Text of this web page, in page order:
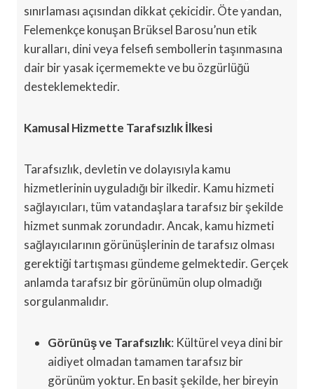
sınırlaması açısından dikkat çekicidir. Öte yandan,
Felemenkçe konuşan Brüksel Barosu’nun etik
kuralları, dini veya felsefi sembollerin taşınmasına
dair bir yasak içermemekte ve bu özgürlüğü
desteklemektedir.
Kamusal Hizmette Tarafsızlık İlkesi
Tarafsızlık, devletin ve dolayısıyla kamu
hizmetlerinin uyguladığı bir ilkedir. Kamu hizmeti
sağlayıcıları, tüm vatandaşlara tarafsız bir şekilde
hizmet sunmak zorundadır. Ancak, kamu hizmeti
sağlayıcılarının görünüşlerinin de tarafsız olması
gerektiği tartışması gündeme gelmektedir. Gerçek
anlamda tarafsız bir görünümün olup olmadığı
sorgulanmalıdır.
Görünüş ve Tarafsızlık: Kültürel veya dini bir
aidiyet olmadan tamamen tarafsız bir
görünüm yoktur. En basit şekilde, her bireyin